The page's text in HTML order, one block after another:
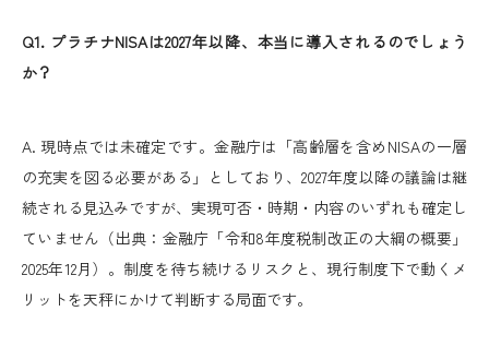
Q1. プラチナNISAは2027年以降、本当に導入されるのでしょう
か？
A. 現時点では未確定です。金融庁は「高齢層を含めNISAの一層
の充実を図る必要がある」としており、2027年度以降の議論は継
続される見込みですが、実現可否・時期・内容のいずれも確定し
ていません（出典：金融庁「令和8年度税制改正の大綱の概要」
2025年12月）。制度を待ち続けるリスクと、現行制度下で動くメ
リットを天秤にかけて判断する局面です。